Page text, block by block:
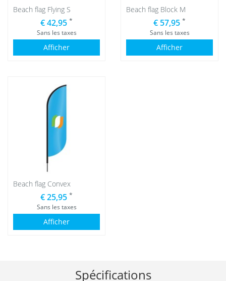
Beach flag Flying S
€ 42,95 *
Sans les taxes
Afficher
Beach flag Block M
€ 57,95 *
Sans les taxes
Afficher
Beach flag Convex
€ 25,95 *
Sans les taxes
Afficher
Spécifications